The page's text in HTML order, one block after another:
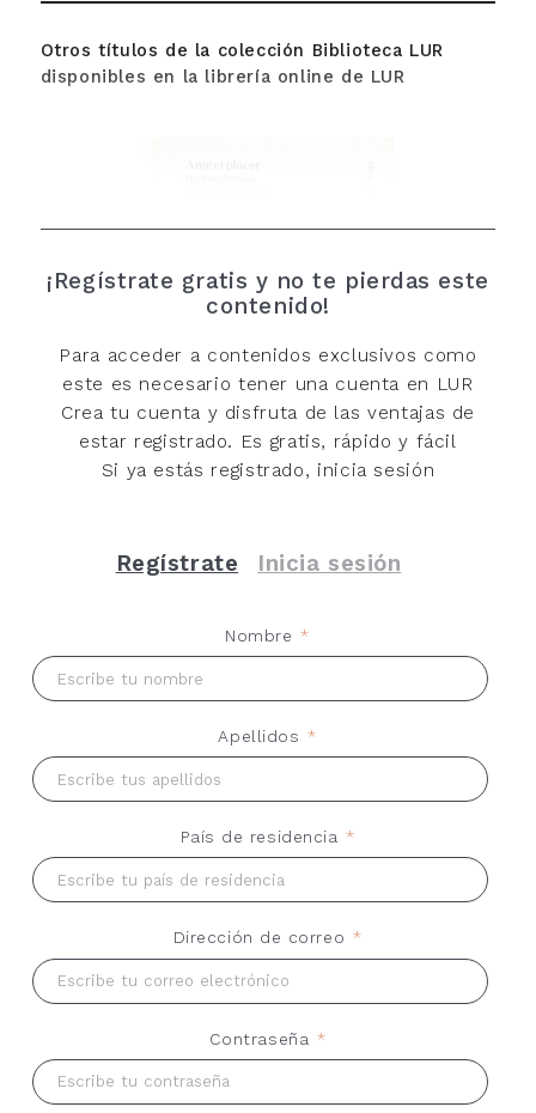
Otros títulos de la colección Biblioteca LUR
disponibles en la librería online de LUR
Rubén Ángel Arias
Bucear la herida
Javier Iáñez
12,90€
¡Regístrate gratis y no te pierdas este
contenido!
Para acceder a contenidos exclusivos como
este es necesario tener una cuenta en LUR
Crea tu cuenta y disfruta de las ventajas de
estar registrado. Es gratis, rápido y fácil
Si ya estás registrado, inicia sesión
Regístrate Inicia sesión
Nombre *
Apellidos *
País de residencia *
Dirección de correo *
Contraseña *